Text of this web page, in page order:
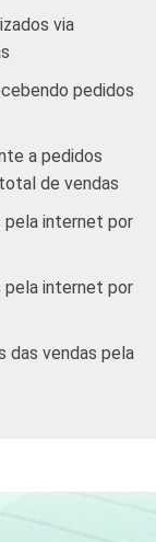
19
compras
via
pedidos
a pedidos
de vendas
pela internet por
pela internet por
das vendas pela